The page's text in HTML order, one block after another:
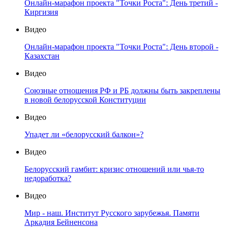
Онлайн-марафон проекта "Точки Роста": День третий -
Киргизия
Видео
Онлайн-марафон проекта "Точки Роста": День второй -
Казахстан
Видео
Союзные отношения РФ и РБ должны быть закреплены
в новой белорусской Конституции
Видео
Упадет ли «белорусский балкон»?
Видео
Белорусский гамбит: кризис отношений или чья-то
недоработка?
Видео
Мир - наш. Институт Русского зарубежья. Памяти
Аркадия Бейненсона